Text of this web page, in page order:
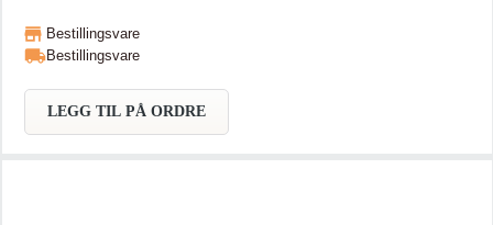
Bestillingsvare
Bestillingsvare
LEGG TIL PÅ ORDRE